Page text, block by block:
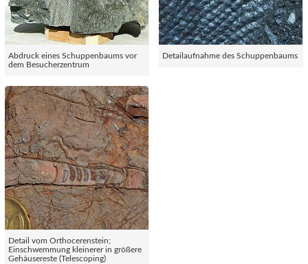
Abdruck eines Schuppenbaums vor
dem Besucherzentrum
Detailaufnahme des Schuppenbaums
Detail vom Orthocerenstein;
Einschwemmung kleinerer in größere
Gehäusereste (Telescoping)